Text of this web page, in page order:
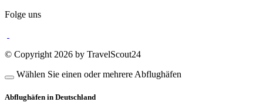
Folge uns
© Copyright 2026 by TravelScout24
Wählen Sie einen oder mehrere Abflughäfen
Abflughäfen in Deutschland